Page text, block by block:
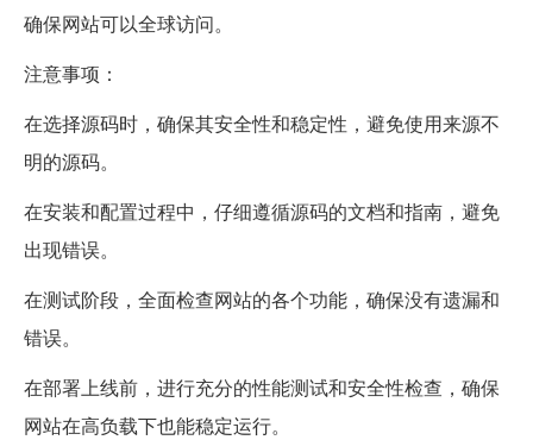
确保网站可以全球访问。
注意事项：
在选择源码时，确保其安全性和稳定性，避免使用来源不
明的源码。
在安装和配置过程中，仔细遵循源码的文档和指南，避免
出现错误。
在测试阶段，全面检查网站的各个功能，确保没有遗漏和
错误。
在部署上线前，进行充分的性能测试和安全性检查，确保
网站在高负载下也能稳定运行。